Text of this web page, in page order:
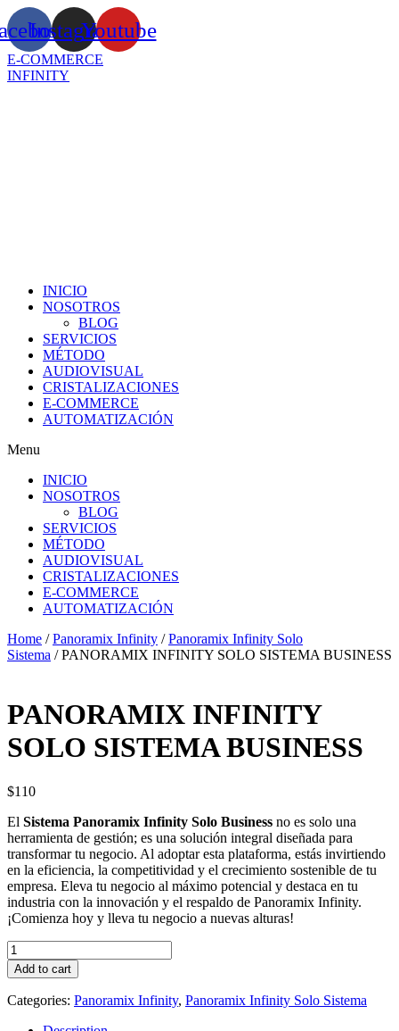
Ir
al
contenido
InstagramYoutube
E-COMMERCE
INFINITY
INICIO
NOSOTROS
BLOG
SERVICIOS
MÉTODO
AUDIOVISUAL
CRISTALIZACIONES
E-COMMERCE
AUTOMATIZACIÓN
Menu
INICIO
NOSOTROS
BLOG
SERVICIOS
MÉTODO
AUDIOVISUAL
CRISTALIZACIONES
E-COMMERCE
AUTOMATIZACIÓN
Home /Panoramix Infinity /Panoramix Infinity Solo
Sistema / PANORAMIX INFINITY SOLO SISTEMA BUSINESS
PANORAMIX INFINITY
SOLO SISTEMA BUSINESS
$110
El Sistema Panoramix Infinity Solo Business no es solo una
herramienta de gestión; es una solución integral diseñada para
transformar tu negocio. Al adoptar esta plataforma, estás invirtiendo
en la eficiencia, la competitividad y el crecimiento sostenible de tu
empresa. Eleva tu negocio al máximo potencial y destaca en tu
industria con la innovación y el respaldo de Panoramix Infinity.
¡Comienza hoy y lleva tu negocio a nuevas alturas!
PANORAMIX
INFINITY
SOLO
SISTEMA
BUSINESS
quantity
Add to cart
Categories: Panoramix Infinity, Panoramix Infinity Solo Sistema